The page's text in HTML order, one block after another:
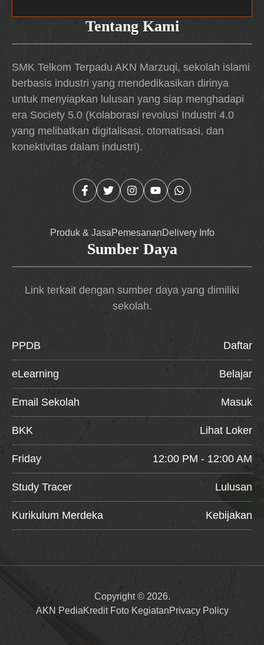
Tentang Kami
SMK Telkom Terpadu AKN Marzuqi, sekolah islami
berbasis industri yang mendedikasikan dirinya
untuk menyiapkan lulusan yang siap menghadapi
era Society 5.0 (Kolaborasi revolusi Industri 4.0
yang melibatkan digitalisasi, otomatisasi, dan
konektivitas dalam industri).
Produk & JasaPemesananDelivery Info
Sumber Daya
Link terkait dengan sumber daya yang dimiliki
sekolah.
PPDB Daftar
eLearning Belajar
Email Sekolah Masuk
BKK Lihat Loker
Friday 12:00 PM - 12:00 AM
Study Tracer Lulusan
Kurikulum Merdeka Kebijakan
Copyright © 2026.
AKN PediaKredit Foto KegiatanPrivacy Policy